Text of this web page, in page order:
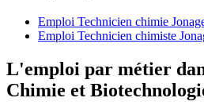
Emploi Technicien chimie
Emploi Technicien chimiste
L'emploi par métier
Chimie et